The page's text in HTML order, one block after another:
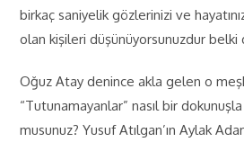
birkaç saniyelik gözlerinizi ve
olan kişileri düşünüyorsunuzdur
Oğuz Atay denince akla gelen o
“Tutunamayanlar” nasıl bir dokunuşla
musunuz? Yusuf Atılgan’ın Aylak